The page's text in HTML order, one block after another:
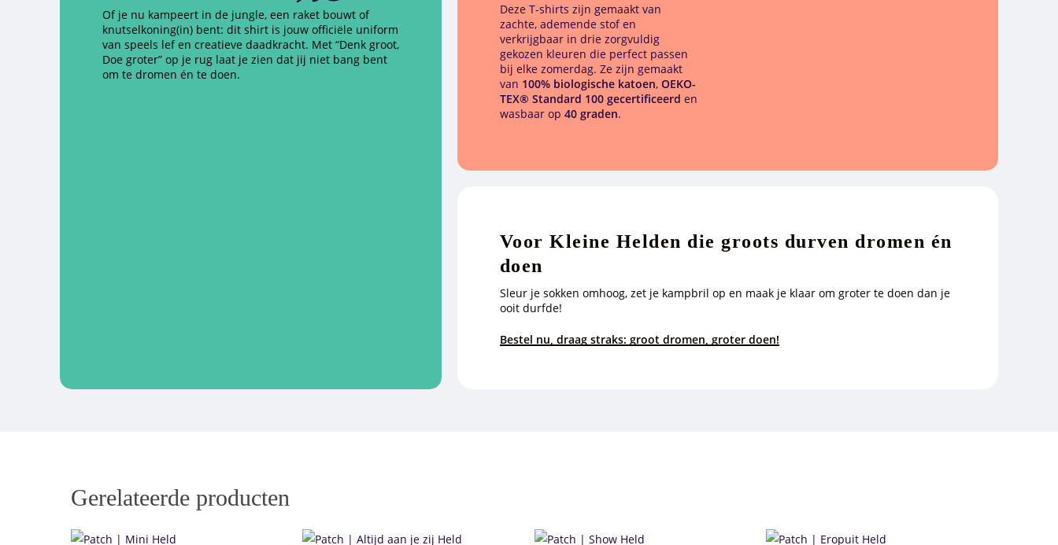
Of je nu kampeert in de jungle, een raket bouwt of
knutselkoning(in) bent: dit shirt is jouw officiële uniform
van speels lef en creatieve daadkracht. Met “Denk groot,
Doe groter” op je rug laat je zien dat jij niet bang bent
om te dromen én te doen.
Deze T-shirts zijn gemaakt van
zachte, ademende stof en
verkrijgbaar in drie zorgvuldig
gekozen kleuren die perfect passen
bij elke zomerdag. Ze zijn gemaakt
van 100% biologische katoen, OEKO-
TEX® Standard 100 gecertificeerd en
wasbaar op 40 graden.
Voor Kleine Helden die groots durven dromen én
doen
Sleur je sokken omhoog, zet je kampbril op en maak je klaar om groter te doen dan je
ooit durfde!
Bestel nu, draag straks: groot dromen, groter doen!
Gerelateerde producten